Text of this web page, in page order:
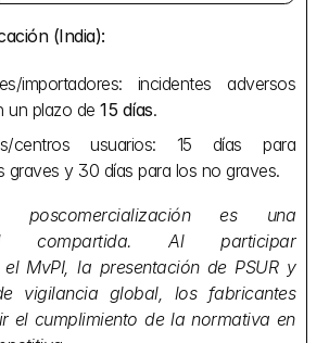
(India):
importadores: incidentes adversos
un plazo de 15 días.
centros usuarios: 15 días para
graves y 30 días para los no graves.
poscomercialización es una
compartida. Al participar
MvPI, la presentación de PSUR y
vigilancia global, los fabricantes
el cumplimiento de la normativa en